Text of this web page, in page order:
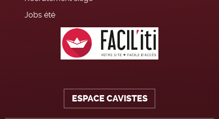
Jobs été
ESPACE CAVISTES